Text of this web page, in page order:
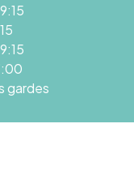
gardes